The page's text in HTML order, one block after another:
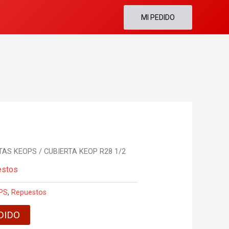
MI PEDIDO
KEOPS / CUBIERTA KEOP R28 1/2
, Repuestos